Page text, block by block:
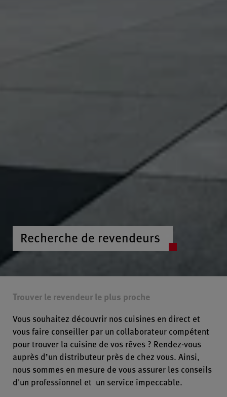
Recherche de revendeurs
Trouver le revendeur le plus proche
Vous souhaitez découvrir nos cuisines en direct et
vous faire conseiller par un collaborateur compétent
pour trouver la cuisine de vos rêves ? Rendez-vous
auprès d’un distributeur près de chez vous. Ainsi,
nous sommes en mesure de vous assurer les conseils
d'un professionnel et un service impeccable.